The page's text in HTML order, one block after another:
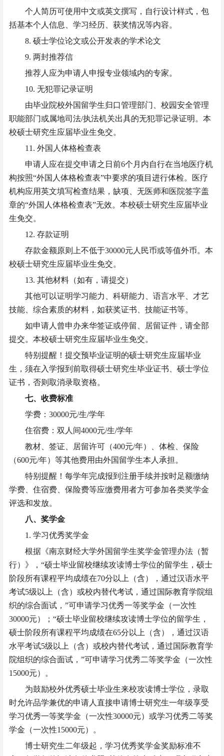
个人简历可使用中文或英文撰写，自行设计样式，包
括基本个人信息、学习经历、获奖情况等内容。
8. 硕士学位论文或公开发表的学术论文
9. 两封推荐信
推荐人应为申请人申报专业领域内的专家。
10. 无犯罪记录证明
由毕业院校外国留学生归口管理部门、校园安全管理
职能部门或属地司法/执法机关出具的无犯罪记录证明。本
校硕士研究生应届毕业生免交。
11. 外国人体格检查表
申请人应在提交申请之日前6个月内自行在当地医疗机
构按照“外国人体格检查表”中要求的项目进行体检。医疗
机构应用英文填写检查结果，缺项、无医师和医院签字盖
章的“外国人体格检查表”无效。本校硕士研究生应届毕业
生免交。
12. 存款证明
存款金额原则上不低于30000元人民币或等值外币。本
校硕士研究生应届毕业生免交。
13. 其他材料（如有，请提交）
其他可以证明学习能力、科研能力、语言水平、才艺
技能、综合素质的材料，如获奖证书、技能证书等。
如申请人曾申办来华签证或停留、居留证件，请全部
提交。本校硕士研究生应届毕业生免交。
特别提醒！提交预毕业证明的硕士研究生应届毕业
生，须在入学报到前取得硕士研究生毕业证书、硕士学位
证书，否则取消录取资格。
七、收费标准
学费： 30000元/生/学年
住宿费：双人间4000元/生/学年
教材、签证、居留许可（400元/年）、体检、保险
（600元/年）等其他费用由外国留学生本人承担。
特别提醒！每学年完成报到注册手续并按时足额缴纳
学费、住宿费、保险费等应缴费用者方可参加各类奖学金
评选和发放。
八、奖学金
1. 学习优秀奖学金
根据《南京财经大学外国留学生奖学金管理办法（暂
行）》， “硕士毕业留校继续攻读博士学位的留学生，硕士
阶段所有课程平均成绩在70分以上（含），通过汉语水平
考试5级以上（含）或校内替代考试，通过国际教育学院组
织的综合面试，”可申请学习优秀一等奖学金（一次性
30000元）；“硕士毕业留校继续攻读博士学位的留学生，
硕士阶段所有课程平均成绩在65分以上（含），通过汉语
水平考试5级以上（含）或校内替代考试，通过国际教育学
院组织的综合面试，”可申请学习优秀二等奖学金（一次性
15000元）。
为鼓励校外优秀硕士毕业生来校攻读博士学位，录取
时允许品学兼优的申请人直接申请博士研究生一年级享受
学习优秀一等奖学金（一次性30000元）或学习优秀二等奖
学金（一次性15000元）。
博士研究生二年级起，学习优秀奖学金奖励标准不